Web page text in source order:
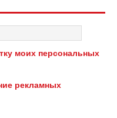
моих персональных
рекламных